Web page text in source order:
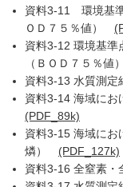
資料3-11 環境基
ＯＤ７５％値）
資料3-12 環境基準
（ＢＯＤ７５％値
資料3-13 水質測
資料3-14 海域に
(PDF_89k)
資料3-15 海域にお
燐） (PDF_127k)
資料3-16 全窒素